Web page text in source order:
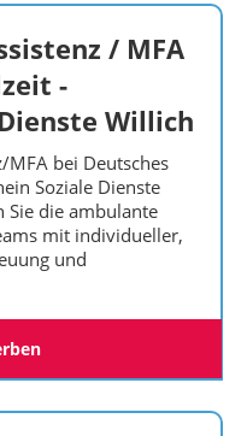
/ MFA
-
Willich
MFA bei Deutsches
Soziale Dienste
Sie die ambulante
mit individueller,
und